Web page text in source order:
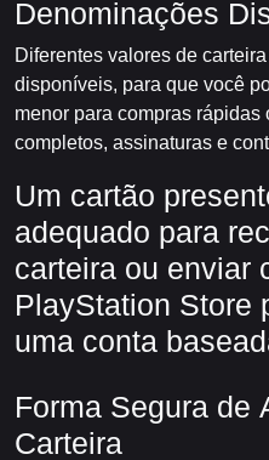
Denominações
Diferentes valores de
disponíveis, para que você
menor para compras
completos, assinaturas e
Um cartão
adequado para
carteira ou enviar
PlayStation Store
uma conta
Forma Segura de
Carteira